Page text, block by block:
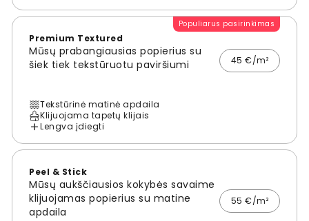
Populiarus pasirinkimas
Premium Textured
Mūsų prabangiausias popierius su
šiek tiek tekstūruotu paviršiumi
45 €/m²
Tekstūrinė matinė apdaila
Klijuojama tapetų klijais
Lengva įdiegti
Peel & Stick
Mūsų aukščiausios kokybės savaime
klijuojamas popierius su matine
apdaila
55 €/m²